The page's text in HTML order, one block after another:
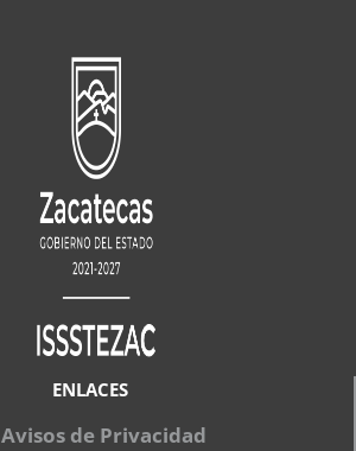
ENLACES
Avisos de Privacidad